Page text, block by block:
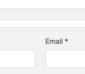
Email *